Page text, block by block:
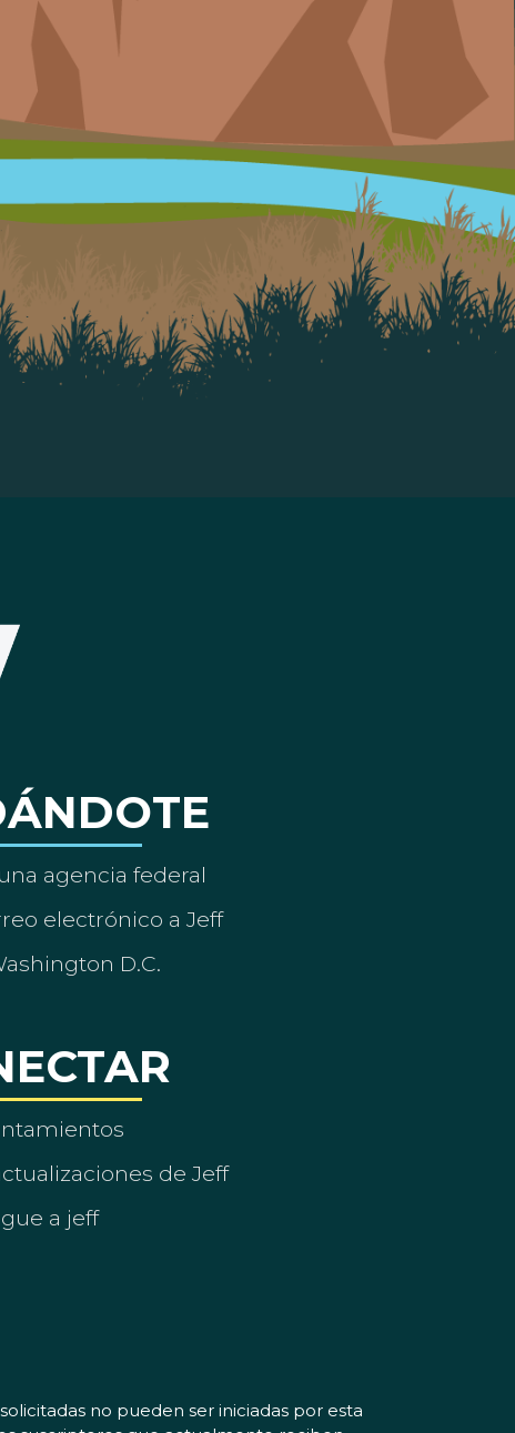
agencia federal
electrónico a Jeff
D.C.
de Jeff
a jeff
no pueden ser iniciadas por esta